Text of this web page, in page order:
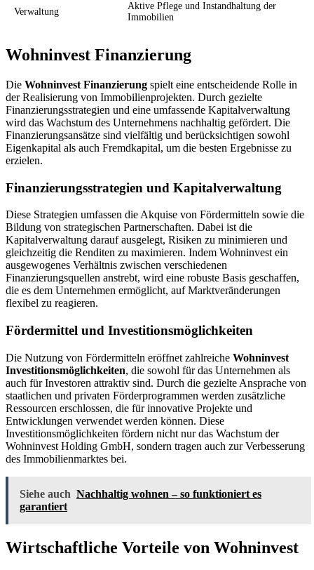
Verwaltung
Aktive Pflege und Instandhaltung der
Immobilien
Wohninvest Finanzierung
Die Wohninvest Finanzierung spielt eine entscheidende Rolle in
der Realisierung von Immobilienprojekten. Durch gezielte
Finanzierungsstrategien und eine umfassende Kapitalverwaltung
wird das Wachstum des Unternehmens nachhaltig gefördert. Die
Finanzierungsansätze sind vielfältig und berücksichtigen sowohl
Eigenkapital als auch Fremdkapital, um die besten Ergebnisse zu
erzielen.
Finanzierungsstrategien und Kapitalverwaltung
Diese Strategien umfassen die Akquise von Fördermitteln sowie die
Bildung von strategischen Partnerschaften. Dabei ist die
Kapitalverwaltung darauf ausgelegt, Risiken zu minimieren und
gleichzeitig die Renditen zu maximieren. Indem Wohninvest ein
ausgewogenes Verhältnis zwischen verschiedenen
Finanzierungsquellen anstrebt, wird eine robuste Basis geschaffen,
die es dem Unternehmen ermöglicht, auf Marktveränderungen
flexibel zu reagieren.
Fördermittel und Investitionsmöglichkeiten
Die Nutzung von Fördermitteln eröffnet zahlreiche Wohninvest
Investitionsmöglichkeiten, die sowohl für das Unternehmen als
auch für Investoren attraktiv sind. Durch die gezielte Ansprache von
staatlichen und privaten Förderprogrammen werden zusätzliche
Ressourcen erschlossen, die für innovative Projekte und
Entwicklungen verwendet werden können. Diese
Investitionsmöglichkeiten fördern nicht nur das Wachstum der
Wohninvest Holding GmbH, sondern tragen auch zur Verbesserung
des Immobilienmarktes bei.
Siehe auch Nachhaltig wohnen – so funktioniert es
garantiert
Wirtschaftliche Vorteile von Wohninvest